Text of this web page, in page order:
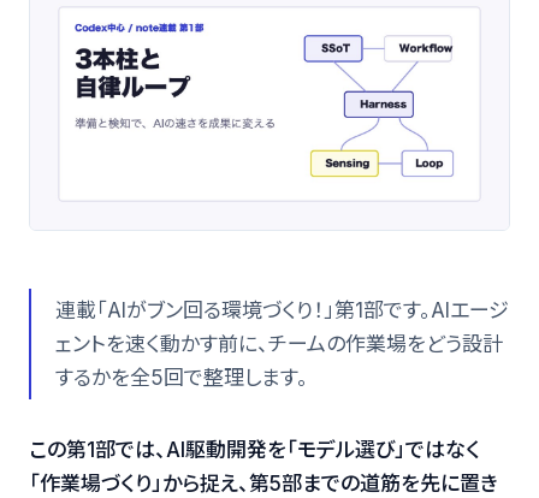
連載「AIがブン回る環境づくり！」第1部です。AIエージ
ェントを速く動かす前に、チームの作業場をどう設計
するかを全5回で整理します。
この第1部では、AI駆動開発を「モデル選び」ではなく
「作業場づくり」から捉え、第5部までの道筋を先に置き